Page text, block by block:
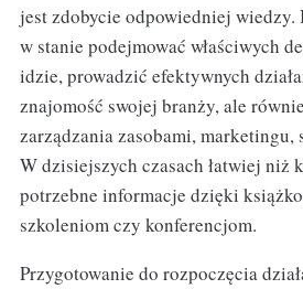
jest zdobycie odpowiedniej wiedzy.
w stanie podejmować właściwych
idzie, prowadzić efektywnych
znajomość swojej branży, ale
zarządzania zasobami, marketingu,
W dzisiejszych czasach łatwiej niż
potrzebne informacje dzięki
szkoleniom czy konferencjom.
Przygotowanie do rozpoczęcia